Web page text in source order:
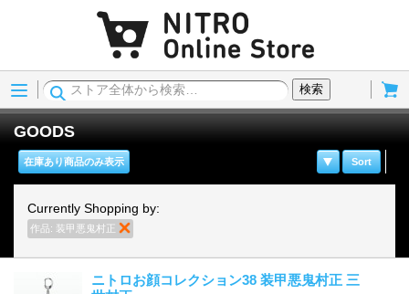
Menu
検索
GOODS
Sort
在庫あり商品のみ表示
Currently Shopping by:
作品: 装甲悪鬼村正
ニトロお顔コレクション38 装甲悪鬼村正 三